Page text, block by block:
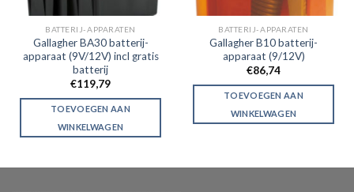
BATTERIJ-APPARATEN
Gallagher BA30 batterij-
apparaat (9V/12V) incl gratis
batterij
€119,79
TOEVOEGEN AAN
WINKELWAGEN
BATTERIJ-APPARATEN
Gallagher B10 batterij-
apparaat (9/12V)
€86,74
TOEVOEGEN AAN
WINKELWAGEN